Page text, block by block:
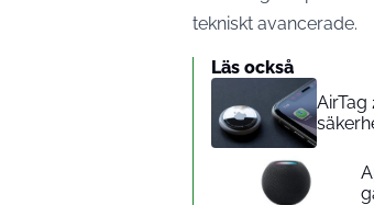
tekniskt avancerade.
Läs också